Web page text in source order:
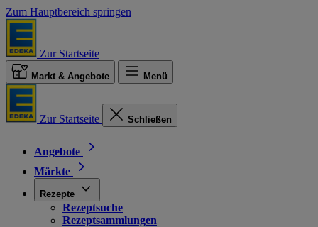
Zum Hauptbereich springen
Zur Startseite
Markt & Angebote Menü
Zur Startseite Schließen
Angebote
Märkte
Rezepte
Rezeptsuche
Rezeptsammlungen